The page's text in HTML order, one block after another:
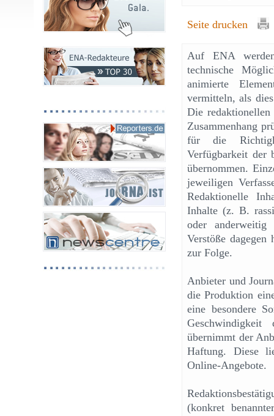
Seite drucken
Auf ENA werden
technische
animierte
vermitteln, als
Die
Zusammenhang
für die
Verfügbarkeit der
übernommen.
jeweiligen
Redaktionelle
Inhalte (z. B.
oder anderweitig
Verstöße dagegen
zur Folge.
Anbieter und
die Produktion
eine besondere
übernimmt der
Haftung. Diese
Online-Angebote.
(konkret